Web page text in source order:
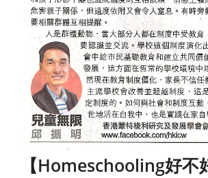
【Homeschooling好不